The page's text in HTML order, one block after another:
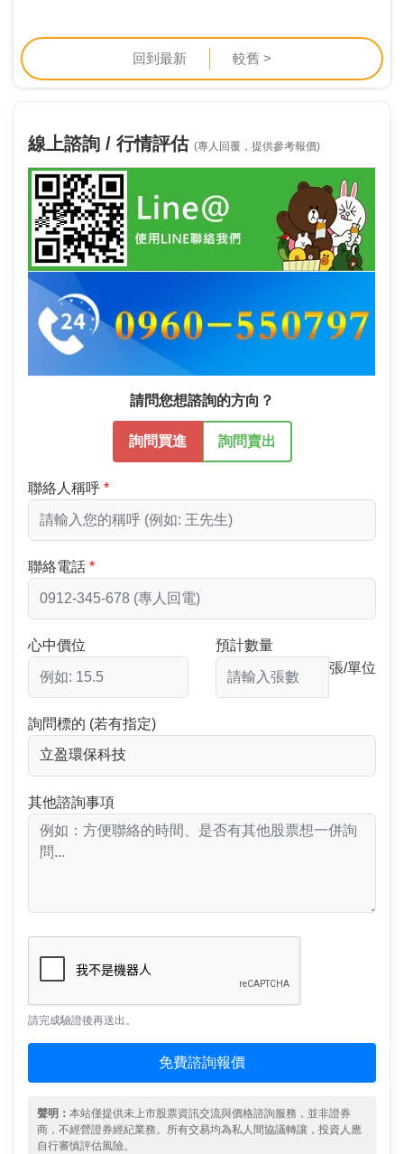
回到最新 較舊 >
線上諮詢 / 行情評估 (專人回覆，提供參考報價)
請問您想諮詢的方向？
詢問買進 詢問賣出
聯絡人稱呼
聯絡電話
心中價位
預計數量
張/單位
詢問標的 (若有指定)
其他諮詢事項
請完成驗證後再送出。
免費諮詢報價
聲明： 本站僅提供未上市股票資訊交流與價格諮詢服務，並非證券
商，不經營證券經紀業務。所有交易均為私人間協議轉讓，投資人應
自行審慎評估風險。